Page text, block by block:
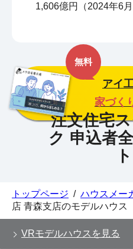
1,606億円（2024年6月
無料
アイ
家づく
トップページ / ハウスメー
店 青森支店のモデルハウス
VRモデルハウスを見る